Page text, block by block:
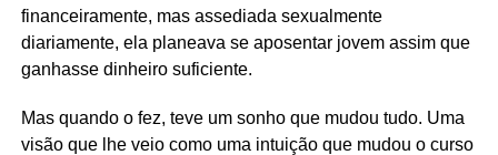
financeiramente, mas assediada sexualmente
diariamente, ela planeava se aposentar jovem assim que
ganhasse dinheiro suficiente.
Mas quando o fez, teve um sonho que mudou tudo. Uma
visão que lhe veio como uma intuição que mudou o curso